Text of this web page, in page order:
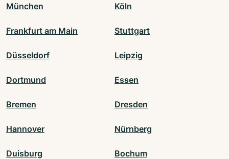
München Köln
Frankfurt am Main Stuttgart
Düsseldorf Leipzig
Dortmund Essen
Bremen Dresden
Hannover Nürnberg
Duisburg Bochum